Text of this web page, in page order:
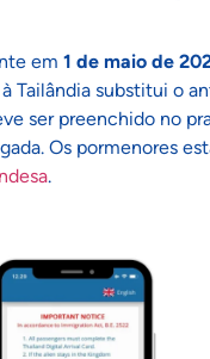
em 1 de maio de
Tailândia substitui o
ser preenchido no
Os pormenores
.